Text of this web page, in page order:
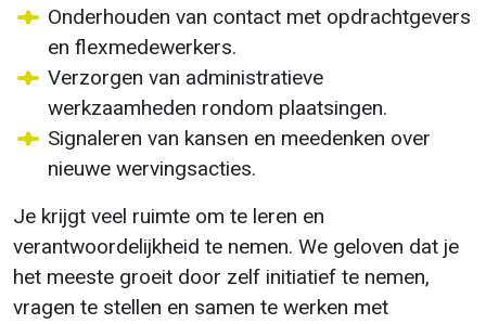
Onderhouden van contact met opdrachtgevers
en flexmedewerkers.
Verzorgen van administratieve
werkzaamheden rondom plaatsingen.
Signaleren van kansen en meedenken over
nieuwe wervingsacties.
Je krijgt veel ruimte om te leren en
verantwoordelijkheid te nemen. We geloven dat je
het meeste groeit door zelf initiatief te nemen,
vragen te stellen en samen te werken met